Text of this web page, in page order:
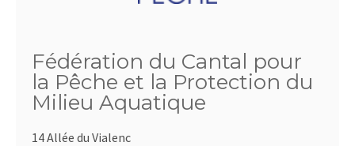
Fédération du Cantal pour
la Pêche et la Protection du
Milieu Aquatique
14 Allée du Vialenc